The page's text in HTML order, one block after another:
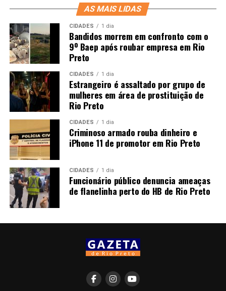
AS MAIS LIDAS
CIDADES 1 dia
Bandidos morrem em confronto com o
9º Baep após roubar empresa em Rio
Preto
CIDADES 1 dia
Estrangeiro é assaltado por grupo de
mulheres em área de prostituição de
Rio Preto
CIDADES 1 dia
Criminoso armado rouba dinheiro e
iPhone 11 de promotor em Rio Preto
CIDADES 1 dia
Funcionário público denuncia ameaças
de flanelinha perto do HB de Rio Preto